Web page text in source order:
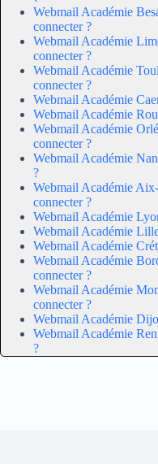
Webmail Académie
connecter ?
Webmail Académie
connecter ?
Webmail Académie
connecter ?
Webmail Académie
Webmail Académie
Webmail Académie
connecter ?
Webmail Académie
?
Webmail Académie
connecter ?
Webmail Académie
Webmail Académie
Webmail Académie
Webmail Académie
connecter ?
Webmail Académie
connecter ?
Webmail Académie
Webmail Académie
?